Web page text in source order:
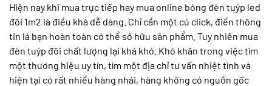
Hiện nay khi mua trực tiếp hay mua online bóng đèn tuýp led
đôi 1m2 là điều khá dễ dàng. Chỉ cần một cú click, điền thông
tin là bạn hoàn toàn có thể sở hữu sản phẩm. Tuy nhiên mua
đèn tuýp đôi chất lượng lại khá khó. Khó khăn trong việc tìm
một thương hiệu uy tín, tìm một địa chỉ tư vấn nhiệt tình và
hiện tại có rất nhiều hàng nhái, hàng không có nguồn gốc